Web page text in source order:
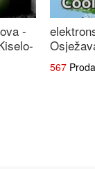
-
Okus
567